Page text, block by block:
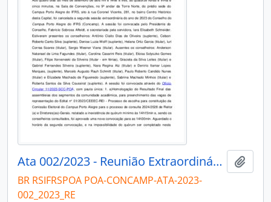
Ata 002/2023 - Reunião Extraordinária
BR RSIFRSPOA POA-CONCAMP-ATA-2023-
002_2023_RE